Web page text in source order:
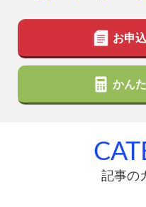
お申
かん
記事の